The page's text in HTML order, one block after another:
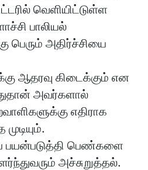
வெளியிட்டுள்ள
பாலியல்
அதிர்ச்சியை
ஆதரவு கிடைக்கும் என
அவர்களால்
எதிராக
பெண்களை
அச்சுறுத்தல்.